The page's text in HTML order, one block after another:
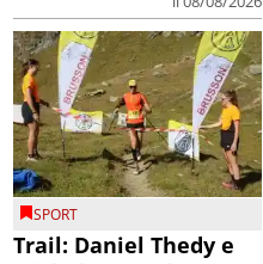
SPORT
Trail: Daniel Thedy e